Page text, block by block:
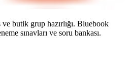
butik grup hazırlığı. Bluebook
sınavları ve soru bankası.